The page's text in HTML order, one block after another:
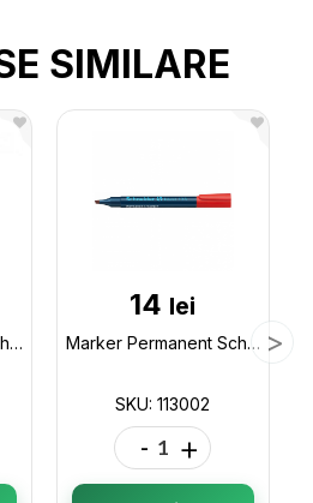
SIMILARE
Marker Permanent Schneider 133 (virf tesit/verde) 10705p
14 lei
Marker Permanent Schneider 133 (virf tesit/rosu) 113002
SKU: 113002
- +